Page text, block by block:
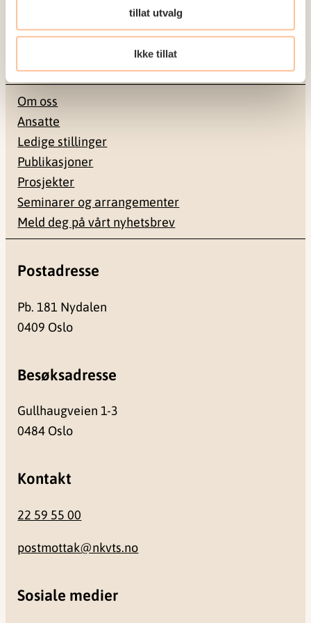
tillat utvalg
Ikke tillat
til å forebygge og redusere de helsemessige og
sosiale konsekvensene som vold og traumatisk
Om oss
Ansatte
Ledige stillinger
Publikasjoner
Prosjekter
Seminarer og arrangementer
Meld deg på vårt nyhetsbrev
Postadresse
Pb. 181 Nydalen
0409 Oslo
Besøksadresse
Gullhaugveien 1-3
0484 Oslo
Kontakt
22 59 55 00
postmottak@nkvts.no
Sosiale medier